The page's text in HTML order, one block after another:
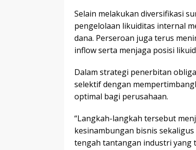
Selain melakukan diversifikasi
pengelolaan likuiditas internal
dana. Perseroan juga terus
inflow serta menjaga posisi
Dalam strategi penerbitan
selektif dengan
optimal bagi perusahaan.
“Langkah-langkah tersebut
kesinambungan bisnis
tengah tantangan industri yang